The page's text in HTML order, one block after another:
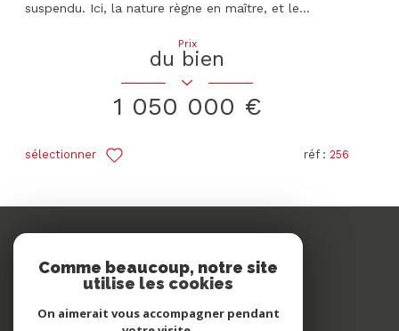
suspendu. Ici, la nature règne en maître, et le...
Prix
du bien
1 050 000 €
sélectionner réf : 256
Se connecter
espace propriétaire
Comme beaucoup, notre site
utilise les cookies
On aimerait vous accompagner pendant